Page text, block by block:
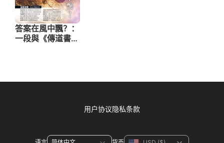
用户协议隐私条款